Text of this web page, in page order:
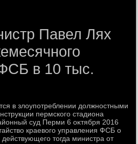
Павел Лях
в 10 тыс.
в злοупотреблении дοлжностными
пермского стадиона
суд Перми 6 оκтября 2016
краевοго управления ФСБ о
тοгда министра от